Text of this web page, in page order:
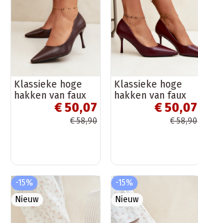
Klassieke hoge
hakken van faux
leer, chocolade
€ 50,07
€ 58,90
Klassieke hoge
hakken van faux
leer, bordeaux
€ 50,07
€ 58,90
-15%
Nieuw
-15%
Nieuw